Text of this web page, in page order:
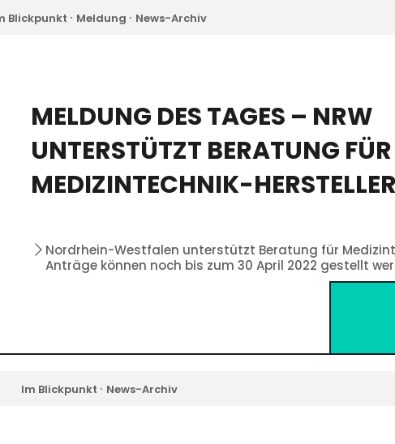
Blickpunkt · Meldung · News-Archiv
MELDUNG DES TAGES – NRW
UNTERSTÜTZT BERATUNG FÜR
MEDIZINTECHNIK-HERSTELLER
Nordrhein-Westfalen unterstützt Beratung für
Anträge können noch bis zum 30 April 2022 gestellt
Im Blickpunkt · News-Archiv